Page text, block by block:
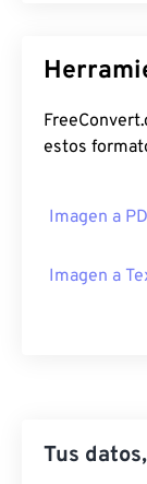
estos
Imagen a
Imagen a
Tus